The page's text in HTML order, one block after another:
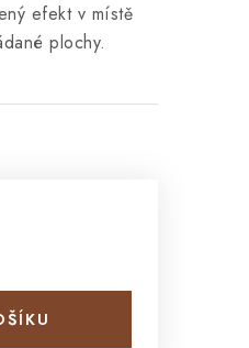
efekt v místě
plochy.